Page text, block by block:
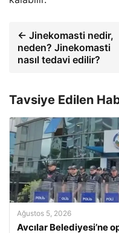
← Jinekomasti nedir,
neden? Jinekomasti
nasıl tedavi edilir?
Tavsiye Edilen
Ağustos 5, 2026
Avcılar Belediyesi’ne